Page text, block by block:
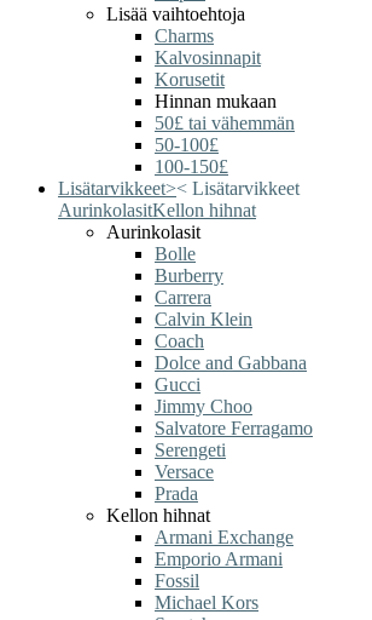
Lisää vaihtoehtoja
Charms
Kalvosinnapit
Korusetit
Hinnan mukaan
50£ tai vähemmän
50-100£
100-150£
Lisätarvikkeet>< Lisätarvikkeet
AurinkolasitKellon hihnat
Aurinkolasit
Bolle
Burberry
Carrera
Calvin Klein
Coach
Dolce and Gabbana
Gucci
Jimmy Choo
Salvatore Ferragamo
Serengeti
Versace
Prada
Kellon hihnat
Armani Exchange
Emporio Armani
Fossil
Michael Kors